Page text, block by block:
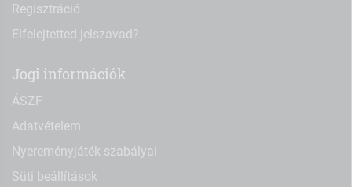
Regisztráció
Elfelejtetted jelszavad?
Jogi információk
ÁSZF
Adatvételem
Nyereményjáték szabályai
Süti beállítások